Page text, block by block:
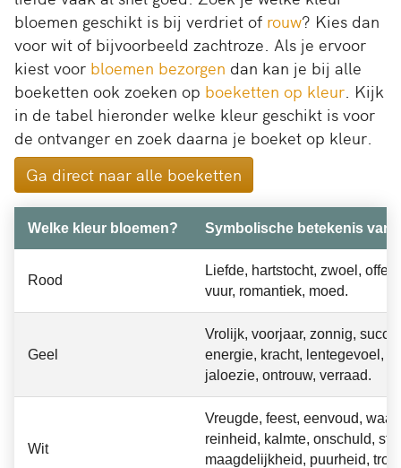
bloemen geschikt is bij verdriet of rouw? Kies dan
voor wit of bijvoorbeeld zachtroze. Als je ervoor
kiest voor bloemen bezorgen dan kan je bij alle
boeketten ook zoeken op boeketten op kleur . Kijk
in de tabel hieronder welke kleur geschikt is voor
de ontvanger en zoek daarna je boeket op kleur.
Ga direct naar alle boeketten
Welke kleur bloemen? Symbolische betekenis van
Rood
Liefde, hartstocht, zwoel, offer,
vuur, romantiek, moed.
Geel
Vrolijk, voorjaar, zonnig,
energie, kracht, lentegevoel,
jaloezie, ontrouw, verraad.
Wit
Vreugde, feest, eenvoud,
reinheid, kalmte, onschuld,
maagdelijkheid, puurheid,